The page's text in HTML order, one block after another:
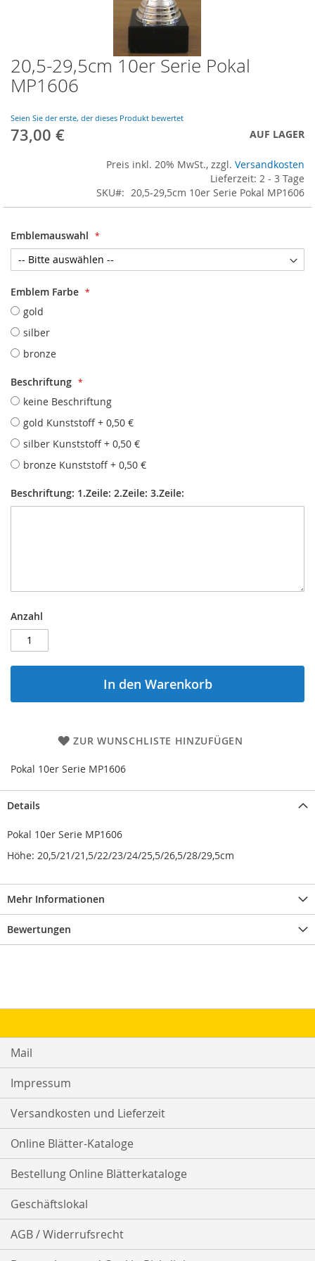
20,5-29,5cm 10er Serie Pokal
MP1606
Seien Sie der erste, der dieses Produkt bewertet
73,00 € AUF LAGER
Preis inkl. 20% MwSt., zzgl. Versandkosten
Lieferzeit: 2 - 3 Tage
SKU
20,5-29,5cm 10er Serie Pokal MP1606
Emblemauswahl
Emblem Farbe
gold
silber
bronze
Beschriftung
keine Beschriftung
gold Kunststoff + 0,50 €
silber Kunststoff + 0,50 €
bronze Kunststoff + 0,50 €
Beschriftung: 1.Zeile: 2.Zeile: 3.Zeile:
Anzahl
In den Warenkorb
ZUR WUNSCHLISTE HINZUFÜGEN
Pokal 10er Serie MP1606
Skip
to
the
of
the
images
Details
Pokal 10er Serie MP1606
Höhe: 20,5/21/21,5/22/23/24/25,5/26,5/28/29,5cm
Mehr Informationen
Bewertungen
Mail
Impressum
Versandkosten und Lieferzeit
Online Blätter-Kataloge
Bestellung Online Blätterkataloge
Geschäftslokal
AGB / Widerrufsrecht